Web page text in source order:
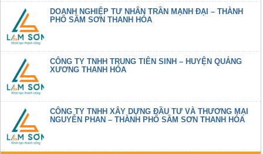
DOANH NGHIỆP TƯ NHÂN TRẦN MẠNH ĐẠI – THÀNH
PHỐ SẦM SƠN THANH HÓA
CÔNG TY TNHH TRUNG TIÊN SINH – HUYỆN QUẢNG
XƯƠNG THANH HÓA
CÔNG TY TNHH XÂY DỰNG ĐẦU TƯ VÀ THƯƠNG MẠI
NGUYỄN PHAN – THÀNH PHỐ SẦM SƠN THANH HÓA